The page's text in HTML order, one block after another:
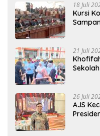
18 Juli
Kursi
21 Juli
26 Juli
AJS